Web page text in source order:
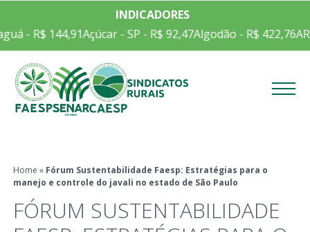
INDICADORES
- R$ 144,91Açúcar - SP - R$ 92,47Algodão - R$ 422,76
Home » Fórum Sustentabilidade Faesp: Estratégias para o
manejo e controle do javali no estado de São Paulo
FÓRUM SUSTENTABILIDADE